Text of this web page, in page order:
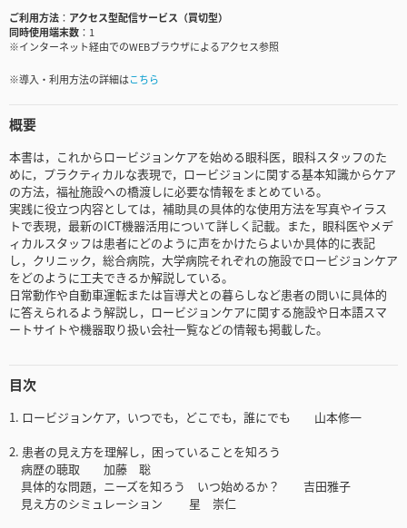
ご利用方法
アクセス型配信サービス（買切型）
同時使用端末数
1
※インターネット経由でのWEBブラウザによるアクセス参照
※導入・利用方法の詳細はこちら
概要
本書は，これからロービジョンケアを始める眼科医，眼科スタッフのた
めに，プラクティカルな表現で，ロービジョンに関する基本知識からケア
の方法，福祉施設への橋渡しに必要な情報をまとめている。
実践に役立つ内容としては，補助具の具体的な使用方法を写真やイラス
トで表現，最新のICT機器活用について詳しく記載。また，眼科医やメデ
ィカルスタッフは患者にどのように声をかけたらよいか具体的に表記
し，クリニック，総合病院，大学病院それぞれの施設でロービジョンケア
をどのように工夫できるか解説している。
日常動作や自動車運転または盲導犬との暮らしなど患者の問いに具体的
に答えられるよう解説し，ロービジョンケアに関する施設や日本語スマ
ートサイトや機器取り扱い会社一覧などの情報も掲載した。
目次
1. ロービジョンケア，いつでも，どこでも，誰にでも 山本修一
2. 患者の見え方を理解し，困っていることを知ろう
病歴の聴取 加藤 聡
具体的な問題，ニーズを知ろう いつ始めるか？ 吉田雅子
見え方のシミュレーション 星 崇仁